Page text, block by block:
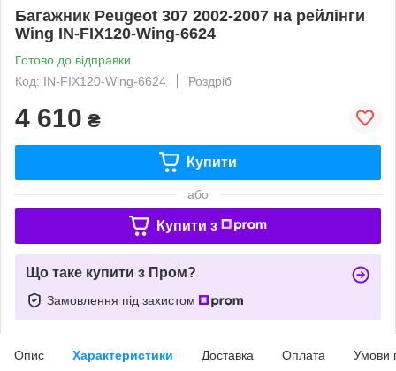
Багажник Peugeot 307 2002-2007 на рейлінги
Wing IN-FIX120-Wing-6624
Готово до відправки
Код: IN-FIX120-Wing-6624
Роздріб
4 610 ₴
Купити
або
Купити з
Що таке купити з Пром?
Замовлення під захистом
Опис Характеристики Доставка Оплата Умови